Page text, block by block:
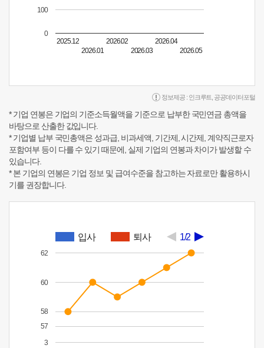
2025.12
2026.01
2026.02
2026.03
2026.04
2026.05
0
100
정보제공 : 인크루트 공공데이터포털
* 기업 연봉은 기업의 기준소득월액을 기준으로 납부한 국민연금 총액을
바탕으로 산출한 값입니다.
* 기업별 납부 국민총액은 성과급, 비과세액, 기간제, 시간제, 계약직근로자
포함여부 등이 다를 수 있기 때문에, 실제 기업의 연봉과 차이가 발생할 수
있습니다.
* 본 기업의 연봉은 기업 정보 및 급여수준을 참고하는 자료로만 활용하시
기를 권장합니다.
입사 퇴사 1/2
3
57
58
60
62